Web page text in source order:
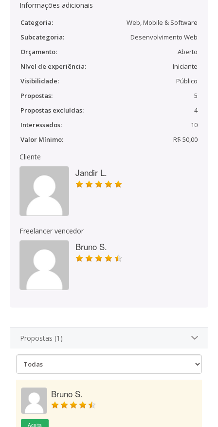
Informações adicionais
Categoria:
Web, Mobile & Software
Subcategoria:
Desenvolvimento Web
Orçamento:
Aberto
Nível de experiência:
Iniciante
Visibilidade:
Público
Propostas:
5
Propostas excluídas:
4
Interessados:
10
Valor Mínimo:
R$ 50,00
Cliente
Jandir L.
Freelancer vencedor
Bruno S.
Propostas (1)
Bruno S.
Aceita